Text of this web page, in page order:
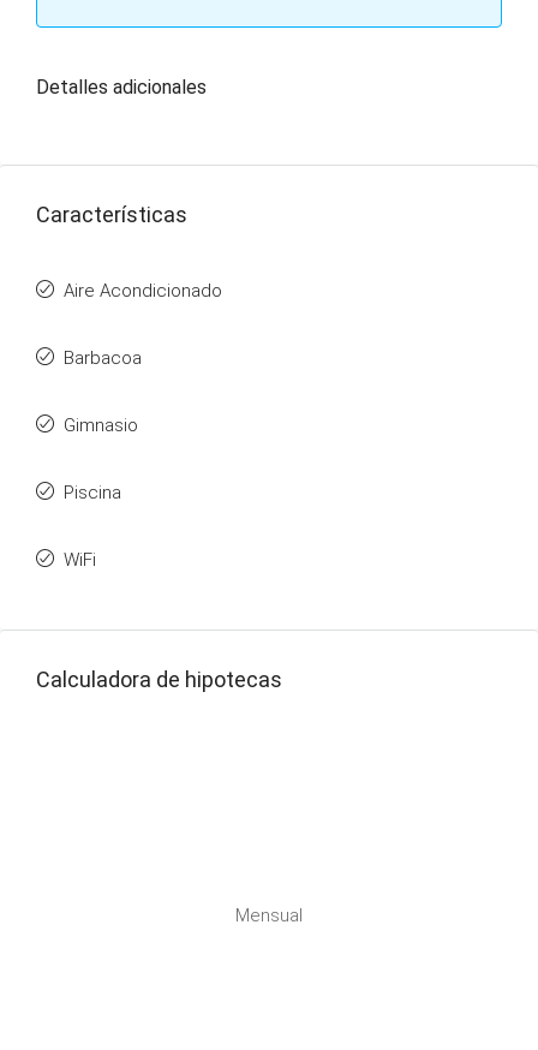
Detalles adicionales
Características
Aire Acondicionado
Barbacoa
Gimnasio
Piscina
WiFi
Calculadora de hipotecas
Mensual